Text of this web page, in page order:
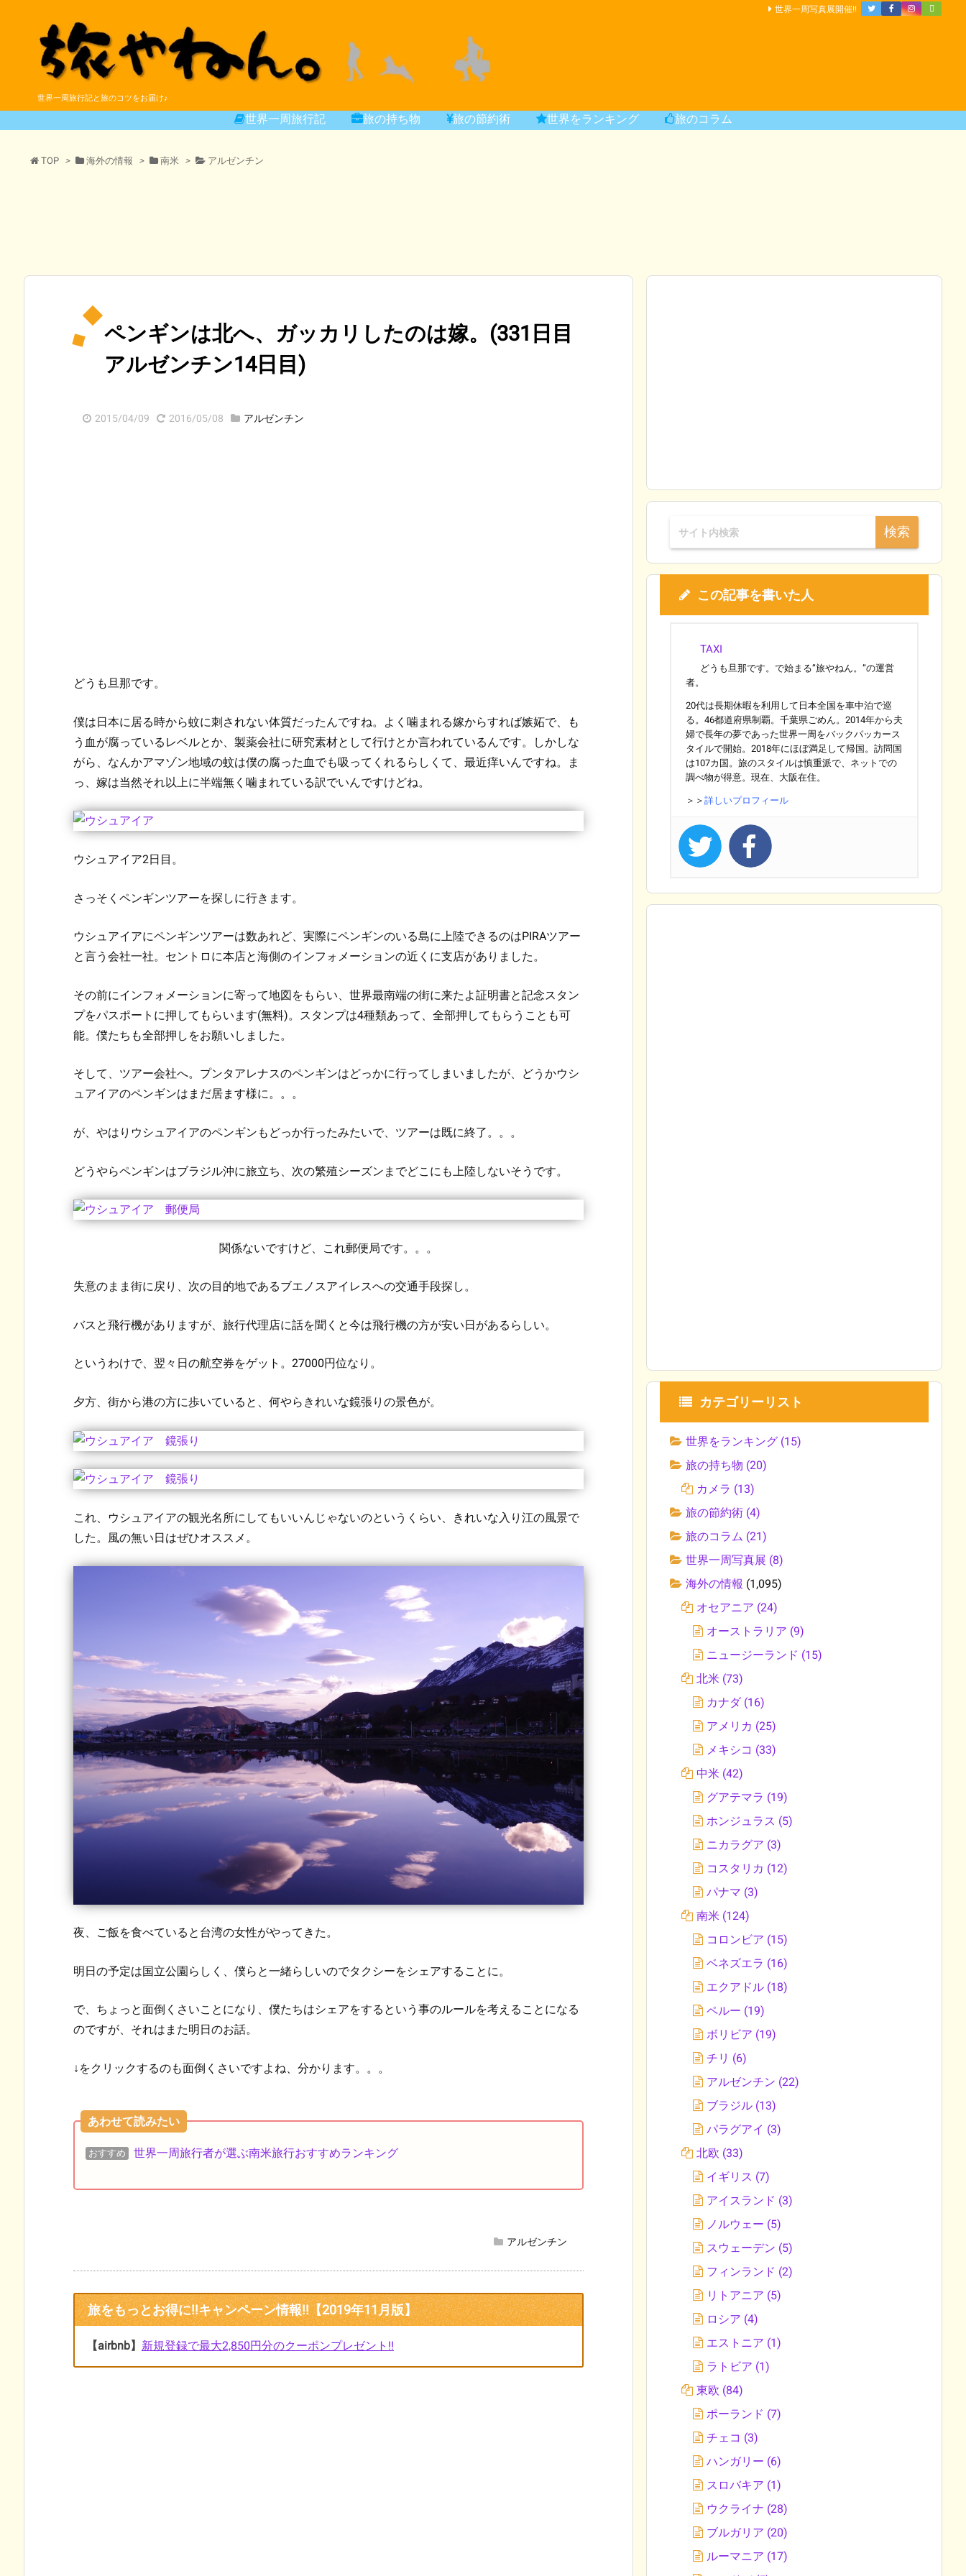
世界一周旅行記と旅のコツをお届け♪
世界一周旅行記 旅の持ち物 旅の節約術 世界をランキング 旅のコラム
世界一周写真展開催!!
TOP > 海外の情報 > 南米 > アルゼンチン
ペンギンは北へ、ガッカリしたのは嫁。(331日目
アルゼンチン14日目)
2015/04/09 2016/05/08 アルゼンチン
どうも旦那です。
僕は日本に居る時から蚊に刺されない体質だったんですね。よく噛まれる嫁からすれば嫉妬で、も
う血が腐っているレベルとか、製薬会社に研究素材として行けとか言われているんです。しかしな
がら、なんかアマゾン地域の蚊は僕の腐った血でも吸ってくれるらしくて、最近痒いんですね。ま
っ、嫁は当然それ以上に半端無く噛まれている訳でいんですけどね。
ウシュアイア2日目。
さっそくペンギンツアーを探しに行きます。
ウシュアイアにペンギンツアーは数あれど、実際にペンギンのいる島に上陸できるのはPIRAツアー
と言う会社一社。セントロに本店と海側のインフォメーションの近くに支店がありました。
その前にインフォメーションに寄って地図をもらい、世界最南端の街に来たよ証明書と記念スタン
プをパスポートに押してもらいます(無料)。スタンプは4種類あって、全部押してもらうことも可
能。僕たちも全部押しをお願いしました。
そして、ツアー会社へ。プンタアレナスのペンギンはどっかに行ってしまいましたが、どうかウシ
ュアイアのペンギンはまだ居ます様に。。。
が、やはりウシュアイアのペンギンもどっか行ったみたいで、ツアーは既に終了。。。
どうやらペンギンはブラジル沖に旅立ち、次の繁殖シーズンまでどこにも上陸しないそうです。
関係ないですけど、これ郵便局です。。。
失意のまま街に戻り、次の目的地であるブエノスアイレスへの交通手段探し。
バスと飛行機がありますが、旅行代理店に話を聞くと今は飛行機の方が安い日があるらしい。
というわけで、翌々日の航空券をゲット。27000円位なり。
夕方、街から港の方に歩いていると、何やらきれいな鏡張りの景色が。
これ、ウシュアイアの観光名所にしてもいいんじゃないのというくらい、きれいな入り江の風景で
した。風の無い日はぜひオススメ。
夜、ご飯を食べていると台湾の女性がやってきた。
明日の予定は国立公園らしく、僕らと一緒らしいのでタクシーをシェアすることに。
で、ちょっと面倒くさいことになり、僕たちはシェアをするという事のルールを考えることになる
のですが、それはまた明日のお話。
↓をクリックするのも面倒くさいですよね、分かります。。。
あわせて読みたい
おすすめ 世界一周旅行者が選ぶ南米旅行おすすめランキング
アルゼンチン
旅をもっとお得に!!キャンペーン情報!!【2019年11月版】
【airbnb】 新規登録で最大2,850円分のクーポンプレゼント!!
この記事を書いた人
TAXI
どうも旦那です。で始まる”旅やねん。”の運営
者。
20代は長期休暇を利用して日本全国を車中泊で巡
る。46都道府県制覇。千葉県ごめん。2014年から夫
婦で長年の夢であった世界一周をバックパッカース
タイルで開始。2018年にほぼ満足して帰国。訪問国
は107カ国。旅のスタイルは慎重派で、ネットでの
調べ物が得意。現在、大阪在住。
＞＞ 詳しいプロフィール
カテゴリーリスト
世界をランキング (15)
旅の持ち物 (20)
カメラ (13)
旅の節約術 (4)
旅のコラム (21)
世界一周写真展 (8)
海外の情報 (1,095)
オセアニア (24)
オーストラリア (9)
ニュージーランド (15)
北米 (73)
カナダ (16)
アメリカ (25)
メキシコ (33)
中米 (42)
グアテマラ (19)
ホンジュラス (5)
ニカラグア (3)
コスタリカ (12)
パナマ (3)
南米 (124)
コロンビア (15)
ベネズエラ (16)
エクアドル (18)
ペルー (19)
ボリビア (19)
チリ (6)
アルゼンチン (22)
ブラジル (13)
パラグアイ (3)
北欧 (33)
イギリス (7)
アイスランド (3)
ノルウェー (5)
スウェーデン (5)
フィンランド (2)
リトアニア (5)
ロシア (4)
エストニア (1)
ラトビア (1)
東欧 (84)
ポーランド (7)
チェコ (3)
ハンガリー (6)
スロバキア (1)
ウクライナ (28)
ブルガリア (20)
ルーマニア (17)